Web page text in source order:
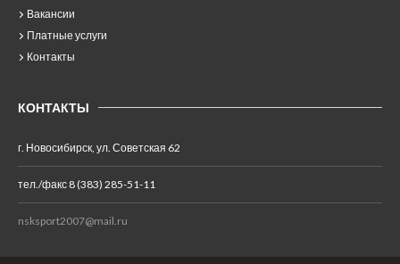
Вакансии
Платные услуги
Контакты
КОНТАКТЫ
г. Новосибирск, ул. Советская 62
тел./факс 8 (383) 285-51-11
nsksport2007@mail.ru